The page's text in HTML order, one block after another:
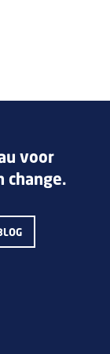
voor
change.